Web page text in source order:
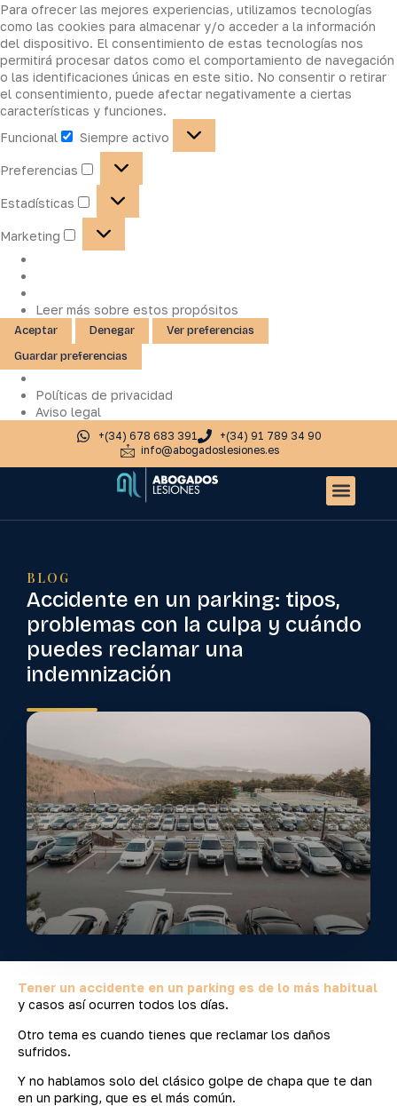
Para ofrecer las mejores experiencias, utilizamos tecnologías
como las cookies para almacenar y/o acceder a la información
del dispositivo. El consentimiento de estas tecnologías nos
permitirá procesar datos como el comportamiento de navegación
o las identificaciones únicas en este sitio. No consentir o retirar
el consentimiento, puede afectar negativamente a ciertas
características y funciones.
Funcional
Siempre activo
Preferencias
Estadísticas
Marketing
Leer más sobre estos propósitos
Aceptar Denegar
Ver preferencias
Guardar preferencias
Políticas de privacidad
Aviso legal
+(34) 678 683 391
+(34) 91 789 34 90
info@abogadoslesiones.es
BLOG
Accidente en un parking: tipos,
problemas con la culpa y cuándo
puedes reclamar una
indemnización
Tener un accidente en un parking es de lo más habitual
y casos así ocurren todos los días.
Otro tema es cuando tienes que reclamar los daños
sufridos.
Y no hablamos solo del clásico golpe de chapa que te dan
en un parking, que es el más común.